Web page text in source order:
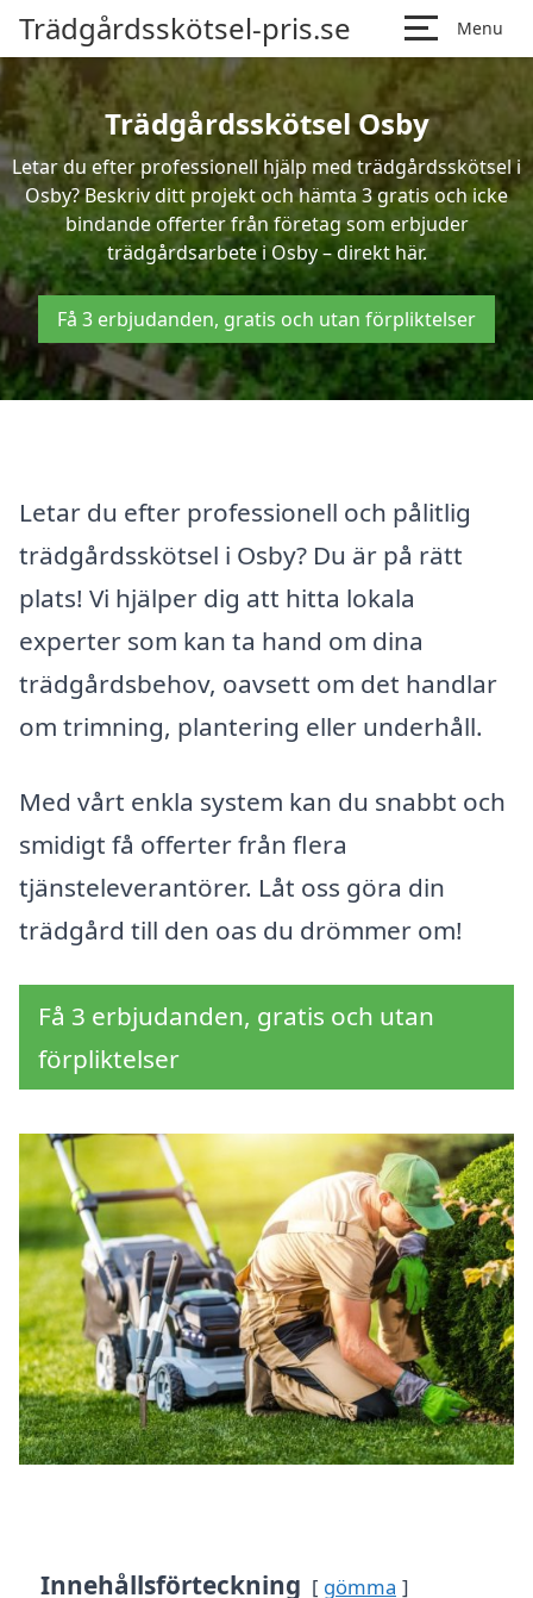
Trädgårdsskötsel-pris.se Menu
Trädgårdsskötsel Osby
Letar du efter professionell hjälp med trädgårdsskötsel i
Osby? Beskriv ditt projekt och hämta 3 gratis och icke
bindande offerter från företag som erbjuder
trädgårdsarbete i Osby – direkt här.
Få 3 erbjudanden, gratis och utan förpliktelser
Letar du efter professionell och pålitlig
trädgårdsskötsel i Osby? Du är på rätt
plats! Vi hjälper dig att hitta lokala
experter som kan ta hand om dina
trädgårdsbehov, oavsett om det handlar
om trimning, plantering eller underhåll.
Med vårt enkla system kan du snabbt och
smidigt få offerter från flera
tjänsteleverantörer. Låt oss göra din
trädgård till den oas du drömmer om!
Få 3 erbjudanden, gratis och utan
förpliktelser
Innehållsförteckning gömma